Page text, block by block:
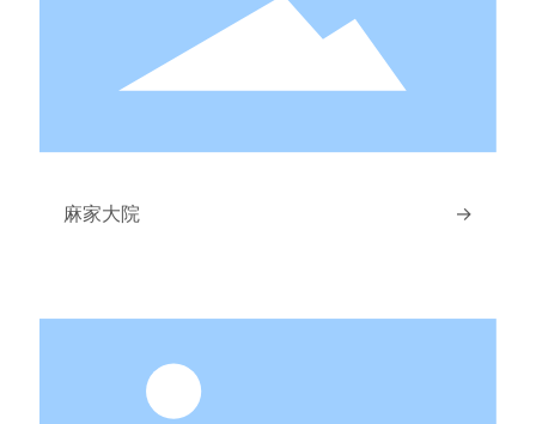
麻家大院 →